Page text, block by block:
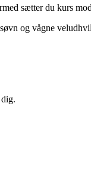
sætter du kurs
og vågne